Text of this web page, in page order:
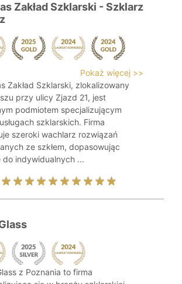
Zakład Szklarski - Szklarz
Pokaż więcej >>
Zakład Szklarski, zlokalizowany
przy ulicy Zjazd 21, jest
podmiotem specjalizującym
szklarskich. Firma
szeroki wachlarz rozwiązań
ze szkłem, dopasowując
do indywidualnych ...
z Poznania to firma